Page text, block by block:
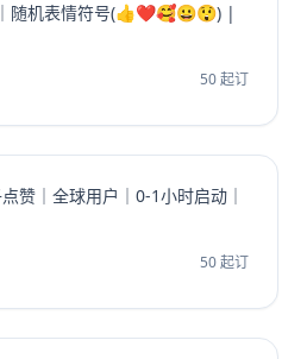
随机表情符号(👍❤️🥰😀😲) |
50 起订
赞｜全球用户｜0-1小时启动｜
50 起订